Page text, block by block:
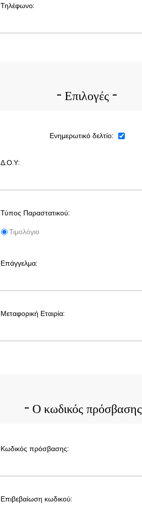
Τηλέφωνο:
Επιλογές
Ενημερωτικό δελτίο:
Δ.Ο.Υ:
Τύπος Παραστατικού:
Τιμολόγιο
Επάγγελμα:
Μεταφορική Εταιρία:
Ο κωδικός πρόσβασης
Κωδικός πρόσβασης:
Επιβεβαίωση κωδικού: